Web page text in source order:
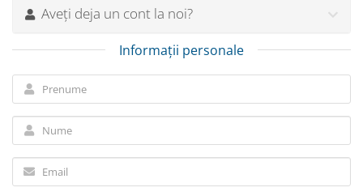
Aveți deja un cont la noi?
Informații personale